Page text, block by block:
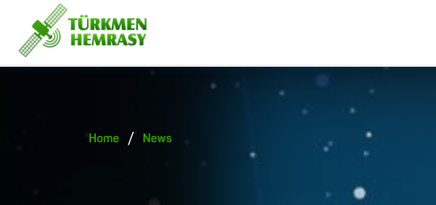
Home / News